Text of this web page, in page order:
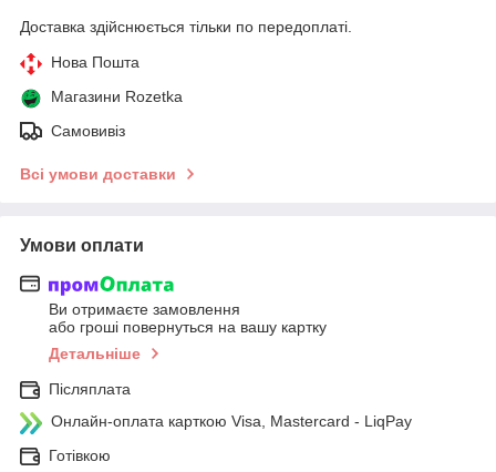
Доставка здійснюється тільки по передоплаті.
Нова Пошта
Магазини Rozetka
Самовивіз
Всі умови доставки
Умови оплати
Ви отримаєте замовлення
або гроші повернуться на вашу картку
Детальніше
Післяплата
Онлайн-оплата карткою Visa, Mastercard - LiqPay
Готівкою